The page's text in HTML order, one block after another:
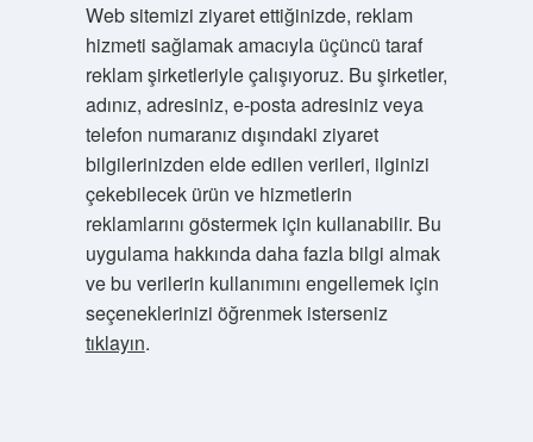
Web sitemizi ziyaret ettiğinizde, reklam
hizmeti sağlamak amacıyla üçüncü taraf
reklam şirketleriyle çalışıyoruz. Bu şirketler,
adınız, adresiniz, e-posta adresiniz veya
telefon numaranız dışındaki ziyaret
bilgilerinizden elde edilen verileri, ilginizi
çekebilecek ürün ve hizmetlerin
reklamlarını göstermek için kullanabilir. Bu
uygulama hakkında daha fazla bilgi almak
ve bu verilerin kullanımını engellemek için
seçeneklerinizi öğrenmek isterseniz
tıklayın.